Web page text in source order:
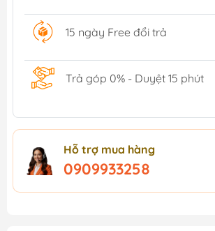
15 ngày Free đổi trả
Trả góp 0% - Duyệt 15 phút
Hỗ trợ mua hàng
0909933258